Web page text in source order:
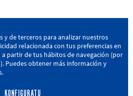
Amorebieta, Bizkaia
y de terceros para analizar nuestros
relacionada con tus preferencias en
partir de tus hábitos de navegación (por
Puedes obtener más información y
KONFIGURATU